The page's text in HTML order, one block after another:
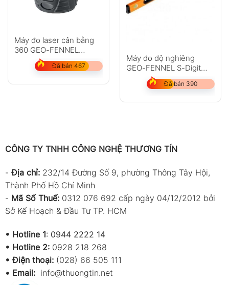
Máy đo laser cân bằng
360 GEO-FENNEL
LinerPointer
Đã bán 467
Máy đo độ nghiêng
GEO-FENNEL S-Digit
120WL
Đã bán 390
CÔNG TY TNHH CÔNG NGHỆ THƯƠNG TÍN
-Địa chỉ: 232/14 Đường Số 9, phường Thông Tây Hội,
Thành Phố Hồ Chí Minh
- Mã Số Thuế: 0312 076 692 cấp ngày 04/12/2012 bởi
Sở Kế Hoạch & Đầu Tư TP. HCM
• Hotline 1: 0944 2222 14
• Hotline 2: 0928 218 268
• Điện thoại: (028) 66 505 111
• Email: info@thuongtin.net